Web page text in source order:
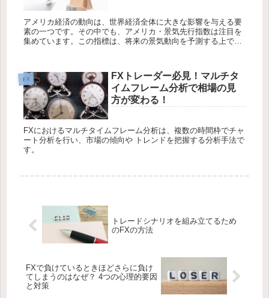
アメリカ経済の動向は、世界経済全体に大きな影響を与える要
素の一つです。その中でも、アメリカ・景気先行指数は注目を
集めています。この指標は、将来の景気動向を予測する上で重
FX
FXトレーダー必見！マルチタ
イムフレーム分析で相場の見
方が変わる！
FXにおけるマルチタイムフレーム分析は、複数の時間枠でチャ
ート分析を行い、市場の傾向や トレンドを把握する分析手法で
す。
トレードシナリオを組み立てるため
のFXの方法
FXで負けているときほどさらに負け
てしまうのはなぜ？ 4つの心理的要因
と対策